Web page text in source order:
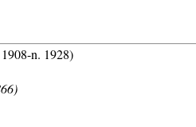
n. 1928)